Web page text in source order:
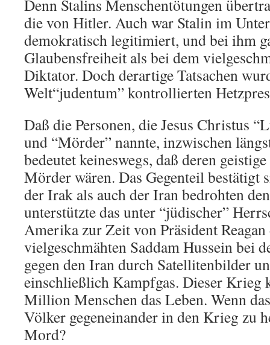
Denn Stalins Menschentötungen
die von Hitler. Auch war Stalin im
demokratisch legitimiert, und bei ihm
Glaubensfreiheit als bei dem
Diktator. Doch derartige Tatsachen
Welt“judentum” kontrollierten
Daß die Personen, die Jesus Christus
und “Mörder” nannte, inzwischen
bedeutet keineswegs, daß deren
Mörder wären. Das Gegenteil bestätigt
der Irak als auch der Iran bedrohten
unterstützte das unter “jüdischer”
Amerika zur Zeit von Präsident Reagan
vielgeschmähten Saddam Hussein bei
gegen den Iran durch Satellitenbilder
einschließlich Kampfgas. Dieser Krieg
Million Menschen das Leben. Wenn
Völker gegeneinander in den Krieg zu
Mord?